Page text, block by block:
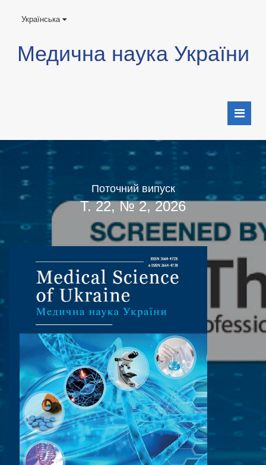
Українська
Медична наука України
Поточний випуск
Т. 22, № 2, 2026